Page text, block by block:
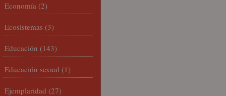
Economía (2)
Ecosistemas (3)
Educación (143)
Educación sexual (1)
Ejemplaridad (27)